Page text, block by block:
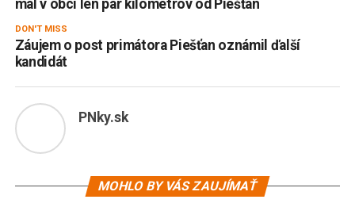
mal v obci len pár kilometrov od Piešťan
DON'T MISS
Záujem o post primátora Piešťan oznámil ďalší
kandidát
PNky.sk
MOHLO BY VÁS ZAUJÍMAŤ